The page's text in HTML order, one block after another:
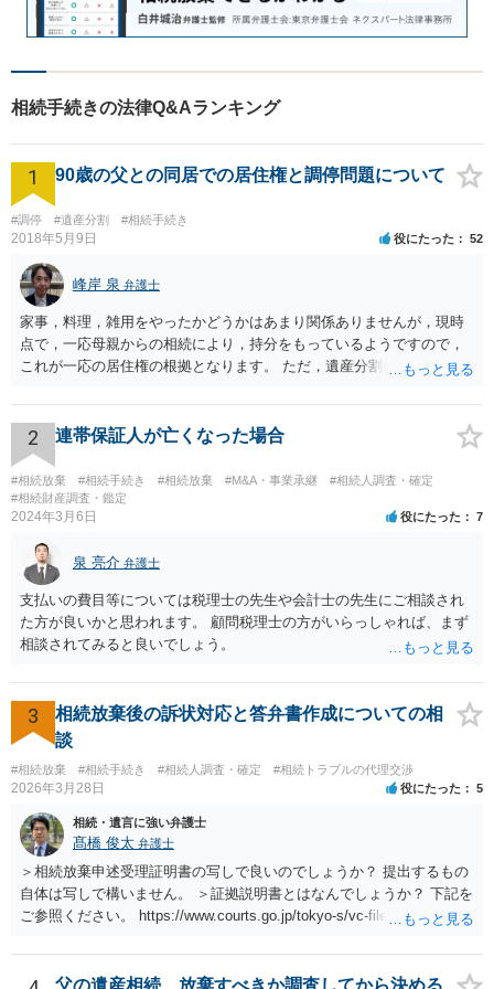
相続手続きの法律Q&Aランキング
1 90歳の父との同居での居住権と調停問題について
#調停 #遺産分割 #相続手続き
2018年5月9日 役にたった 52
峰岸 泉 弁護士
家事，料理，雑用をやったかどうかはあまり関係ありませんが，現時
点で，一応母親からの相続により，持分をもっているようですので，
これが一応の居住権の根拠となります。 ただ，遺産分割により，母の
2 連帯保証人が亡くなった場合
#相続放棄 #相続手続き #相続放棄 #M&A・事業承継
#相続人調査・確定
#相続財産調査・鑑定
2024年3月6日 役にたった 7
泉 亮介 弁護士
支払いの費目等については税理士の先生や会計士の先生にご相談され
た方が良いかと思われます。 顧問税理士の方がいらっしゃれば、まず
相談されてみると良いでしょう。
3
相続放棄後の訴状対応と答弁書作成についての相
談
#相続放棄 #相続手続き #相続人調査・確定 #相続トラブルの代理交渉
2026年3月28日 役にたった 5
相続・遺言に強い弁護士
髙橋 俊太 弁護士
＞相続放棄申述受理証明書の写しで良いのでしょうか？ 提出するもの
自体は写しで構いません。 ＞証拠説明書とはなんでしょうか？ 下記を
ご参照ください。 https://www.courts.go.jp/tokyo-s/vc-files/tokyo-s/file/
父の遺産相続、放棄すべきか調査してから決める